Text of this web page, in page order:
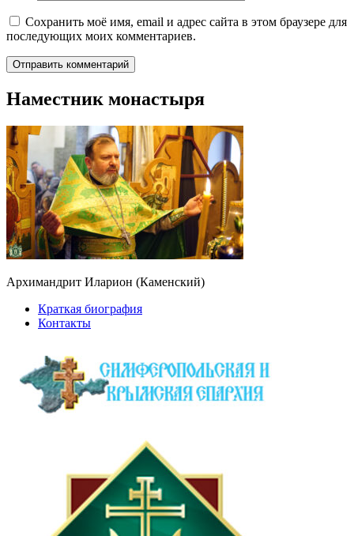
Сохранить моё имя, email и адрес сайта в этом браузере для
последующих моих комментариев.
Наместник монастыря
Архимандрит Иларион (Каменский)
Краткая биография
Контакты